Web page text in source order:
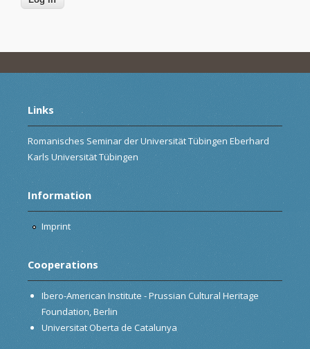
Links
Romanisches Seminar der Universität Tübingen Eberhard
Karls Universität Tübingen
Information
Imprint
Cooperations
Ibero-American Institute - Prussian Cultural Heritage
Foundation, Berlin
Universitat Oberta de Catalunya